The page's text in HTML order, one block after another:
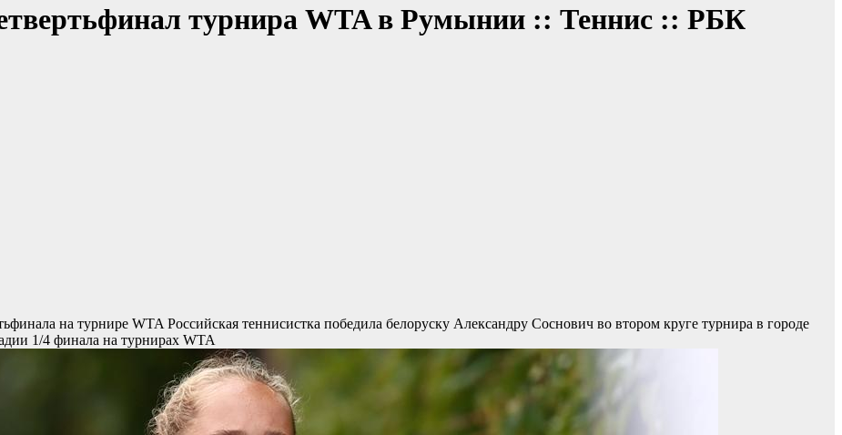
турнира WTA в Румынии :: Теннис :: РБК
на турнире WTAРоссийская теннисистка победила белоруску Александру Соснович во втором круге турнира в городе
1/4 финала на турнирах WTA